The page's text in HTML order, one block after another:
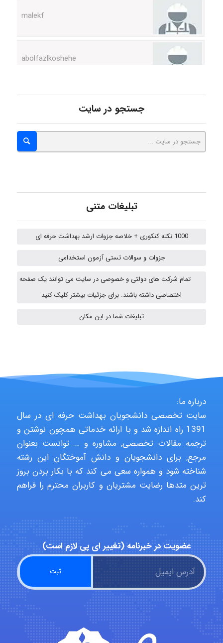
A.balandeh
HaddadiMahsa
USER124
malekf
abolfazlkoshehe
A.balandeh
fatima
Jafar Tym
جستجو در سایت
تبلیغات متنی
1000 نکته کنکوری + خلاصه جزوات ارشد بهداشت حرفه ای
جزوات و سوالات تستی آزمون استخدامی
تمام شرکت های دولتی و خصوصی در سایت می توانند یک صفحه
اختصاصی داشته باشند. برای جزئیات بیشتر کلیک کنید
تبلیغات شما در این مکان
درباره ما:
سایت تخصصی دانشجویان بهداشت حرفه ای در سال
1391 راه اندازه شد و با ارائه خدماتی همچون نوشتن و
ترجمه مقالات تخصصی, مشاوره و … توانست بعنوان
مرجع, برای دانشجویان و دانش آموختگان این رشته
شناخته شود و همواره سعی می کند که با بکار بردن بروز
ترین متدها رضایت مشتریان و کاربران محترم را فراهم
کند.
عضویت در خبرنامه (تغییر ای پی لازم است)